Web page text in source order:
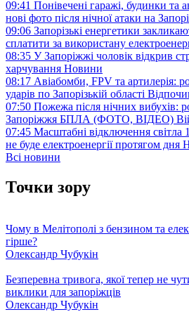
09:41 Понівечені гаражі, будинки та
нові фото після нічної атаки на
09:06 Запорізькі енергетики
сплатити за використану
08:35 У Запоріжжі чоловік відкрив
харчування Новини
08:17 Авіабомби, FPV та артилерія:
ударів по Запорізькій області
07:50 Пожежа після нічних вибухів:
Запоріжжя БПЛА (ФОТО, ВІДЕО)
07:45 Масштабні відключення світла
не буде електроенергії протягом дня
Всі новини
Точки зору
Чому в Мелітополі з бензином та
гірше?
Олександр Чубукін
Безперевна тривога, якої тепер не
виклики для запоріжців
Олександр Чубукін